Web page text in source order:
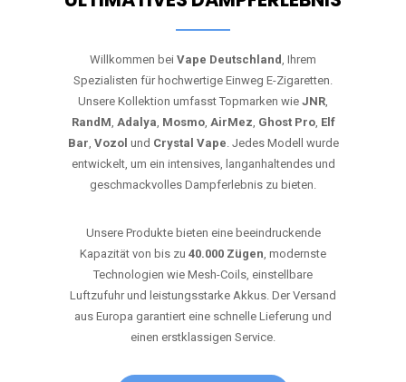
Willkommen bei Vape Deutschland, Ihrem
Spezialisten für hochwertige Einweg E-Zigaretten.
Unsere Kollektion umfasst Topmarken wie JNR,
RandM, Adalya, Mosmo, AirMez, Ghost Pro, Elf
Bar, Vozol und Crystal Vape. Jedes Modell wurde
entwickelt, um ein intensives, langanhaltendes und
geschmackvolles Dampferlebnis zu bieten.
Unsere Produkte bieten eine beeindruckende
Kapazität von bis zu 40.000 Zügen, modernste
Technologien wie Mesh-Coils, einstellbare
Luftzufuhr und leistungsstarke Akkus. Der Versand
aus Europa garantiert eine schnelle Lieferung und
einen erstklassigen Service.